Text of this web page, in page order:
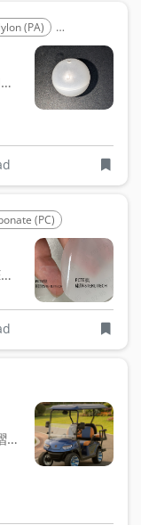
(PA)
各位前輩好 想要詢問若我想要製作這個空心半圓球體 目前仍不確...
(PC)
大家好，我在找尋一款幾乎透明的PCTE濾膜，最好能跟PET...
各位好,新年快樂！ 想請教，附圖中PC摺疊擋風鏡是用「熱...